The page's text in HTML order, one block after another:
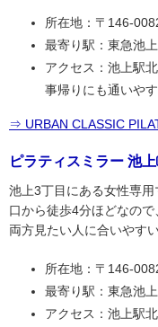
所在地：〒146-
最寄り駅：東急池
アクセス：池上駅
事帰りにも通いやす
⇒ URBAN CLASSIC
ピラティスミラー 池上
池上3丁目にある女性専
口から徒歩4分ほどなの
両方見たい人に合いやすい
所在地：〒146-
最寄り駅：東急池
アクセス：池上駅